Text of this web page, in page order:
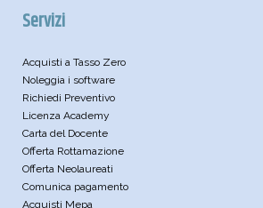
Servizi
Acquisti a Tasso Zero
Noleggia i software
Richiedi Preventivo
Licenza Academy
Carta del Docente
Offerta Rottamazione
Offerta Neolaureati
Comunica pagamento
Acquisti Mepa